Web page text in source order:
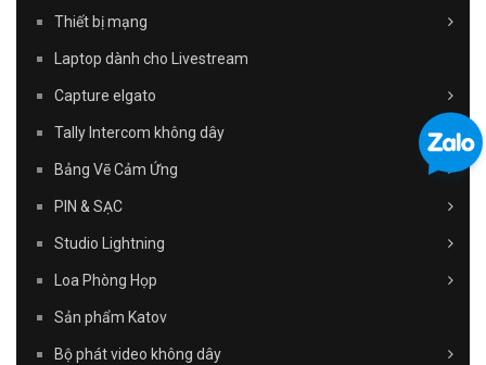
Thiết bị mạng
Laptop dành cho Livestream
Capture elgato
Tally Intercom không dây
Bảng Vẽ Cảm Ứng
PIN & SẠC
Studio Lightning
Loa Phòng Họp
Sản phẩm Katov
Bộ phát video không dây